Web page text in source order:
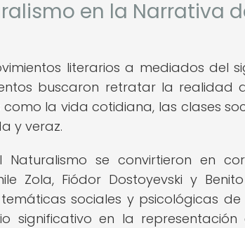
en la Narrativa
literarios a mediados del
buscaron retratar la realidad
la vida cotidiana, las clases
y veraz.
se convirtieron en
Zola, Fiódor Dostoyevski y
sociales y psicológicas
en la representación